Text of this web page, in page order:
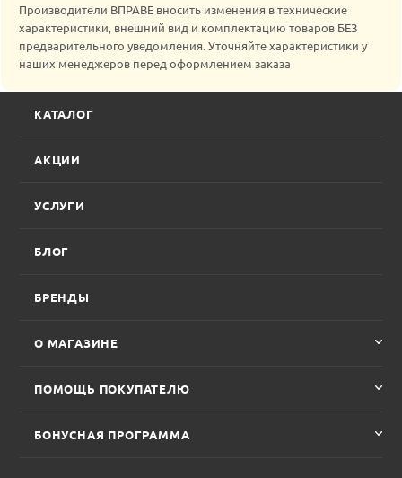
Производители ВПРАВЕ вносить изменения в технические
характеристики, внешний вид и комплектацию товаров БЕЗ
предварительного уведомления. Уточняйте характеристики у
наших менеджеров перед оформлением заказа
КАТАЛОГ
АКЦИИ
УСЛУГИ
БЛОГ
БРЕНДЫ
О МАГАЗИНЕ
ПОМОЩЬ ПОКУПАТЕЛЮ
БОНУСНАЯ ПРОГРАММА